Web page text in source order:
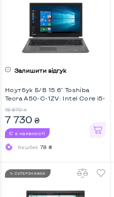
Залишити відгук
Ноутбук Б/В 15.6" Toshiba
Tecra A50-C-1ZV: Intel Core i5-
12 270 ₴
7 730 ₴
Є в наявності
Кешбек 78 ₴
% СУПЕРЗНИЖКА